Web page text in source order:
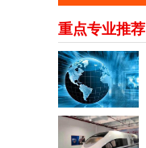
重点专业推荐